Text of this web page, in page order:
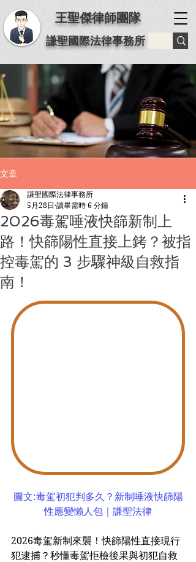
王聖傑律師團隊
謙聖國際法律事務所
文章
2026毒駕唾液快篩新制上
路！快篩陽性直接上銬？被指
控毒駕的 3 步驟神級自救指
南！
謙聖國際法律事務所
5月28日 讀畢需時 6 分鐘
圖文:毒駕初犯判多久？新制唾液快篩陽
性應變懶人包｜謙聖法律
2026毒駕新制來襲！快篩陽性直接現行
犯逮捕？秒懂毒駕拒檢後果與初犯自救